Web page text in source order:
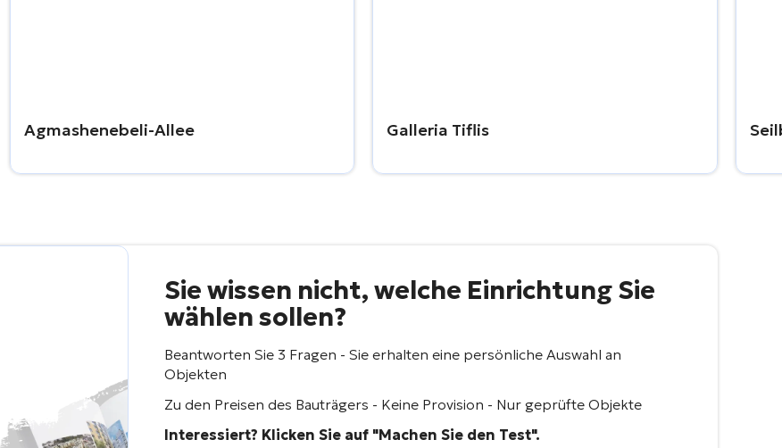
Agmashenebeli-Allee Galleria Tiflis
Sie wissen nicht, welche Einrichtung Sie
wählen sollen?
Beantworten Sie 3 Fragen - Sie erhalten eine persönliche Auswahl an
Objekten
Zu den Preisen des Bauträgers - Keine Provision - Nur geprüfte Objekte
Interessiert? Klicken Sie auf "Machen Sie den Test".